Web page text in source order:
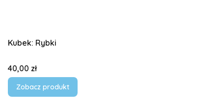
Kubek: Rybki
Cena
40,00 zł
Zobacz produkt